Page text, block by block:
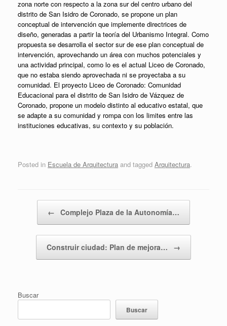
zona norte con respecto a la zona sur del centro urbano del
distrito de San Isidro de Coronado, se propone un plan
conceptual de intervención que implemente directrices de
diseño, generadas a partir la teoría del Urbanismo Integral. Como
propuesta se desarrolla el sector sur de ese plan conceptual de
intervención, aprovechando un área con muchos potenciales y
una actividad principal, como lo es el actual Liceo de Coronado,
que no estaba siendo aprovechada ni se proyectaba a su
comunidad. El proyecto Liceo de Coronado: Comunidad
Educacional para el distrito de San Isidro de Vázquez de
Coronado, propone un modelo distinto al educativo estatal, que
se adapte a su comunidad y rompa con los limites entre las
instituciones educativas, su contexto y su población.
Posted in Escuela de Arquitectura and tagged Arquitectura.
← Complejo Plaza de la Autonomía…
Construir ciudad: Plan de mejora… →
Buscar
Buscar